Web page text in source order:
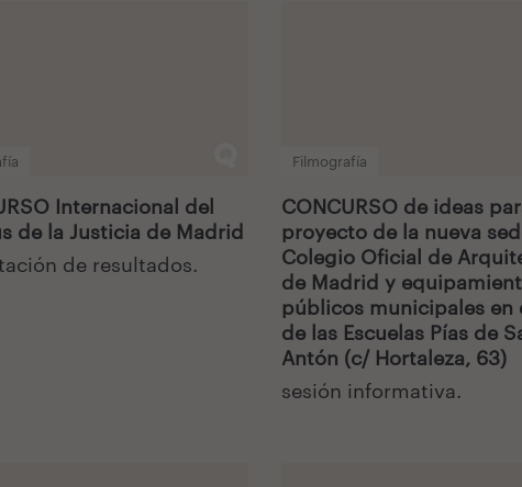
Internacional del
de la Justicia de Madrid
de resultados.
Filmografía
CONCURSO de ideas
proyecto de la nueva
Colegio Oficial de
de Madrid y
públicos municipales en
de las Escuelas Pías de
Antón (c/ Hortaleza, 63)
sesión informativa.